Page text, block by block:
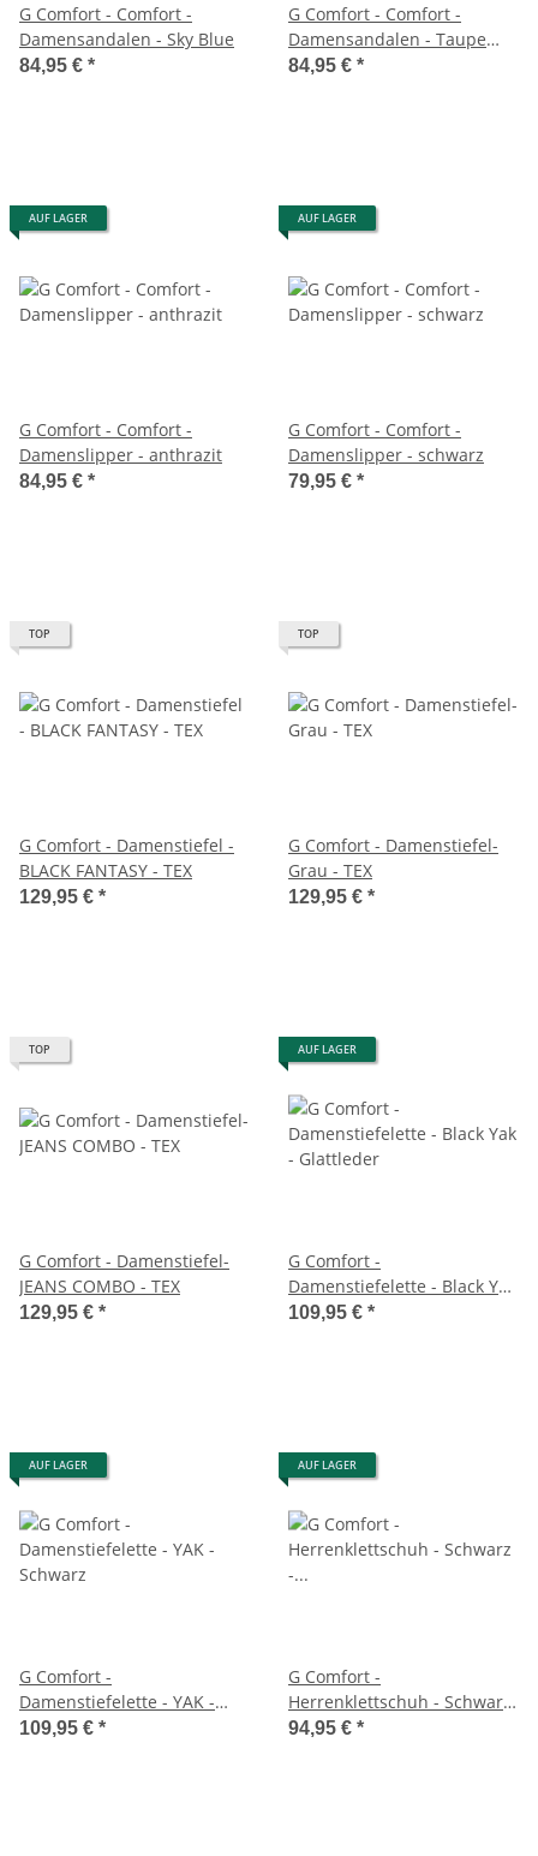
G Comfort - Comfort -
Damensandalen - Sky Blue
84,95 € *
G Comfort - Comfort -
Damensandalen - Taupe
Metallic
84,95 € *
AUF LAGER
G Comfort - Comfort -
Damenslipper - anthrazit
84,95 € *
AUF LAGER
G Comfort - Comfort -
Damenslipper - schwarz
79,95 € *
TOP
G Comfort - Damenstiefel -
BLACK FANTASY - TEX
129,95 € *
TOP
G Comfort - Damenstiefel-
Grau - TEX
129,95 € *
TOP
G Comfort - Damenstiefel-
JEANS COMBO - TEX
129,95 € *
AUF LAGER
G Comfort -
Damenstiefelette - Black Yak
- Glattleder
109,95 € *
AUF LAGER
G Comfort -
Damenstiefelette - YAK -
Schwarz
109,95 € *
AUF LAGER
G Comfort -
Herrenklettschuh - Schwarz
- Wechselfußbett
94,95 € *